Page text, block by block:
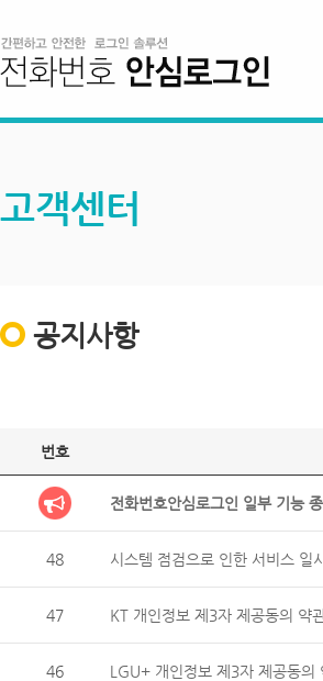
고객센터
공지사항
번호
전화번호안심로그인 일부 기능
48 시스템 점검으로 인한 서비스 일
47 KT 개인정보 제3자 제공동의 약
46 LGU+ 개인정보 제3자 제공동